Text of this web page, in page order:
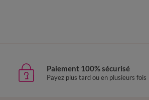
Paiement 100% sécurisé
Payez plus tard ou en plusieurs fois